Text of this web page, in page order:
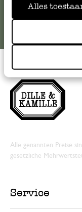
Alles
Alle genannten Preise
gesetzliche
Service